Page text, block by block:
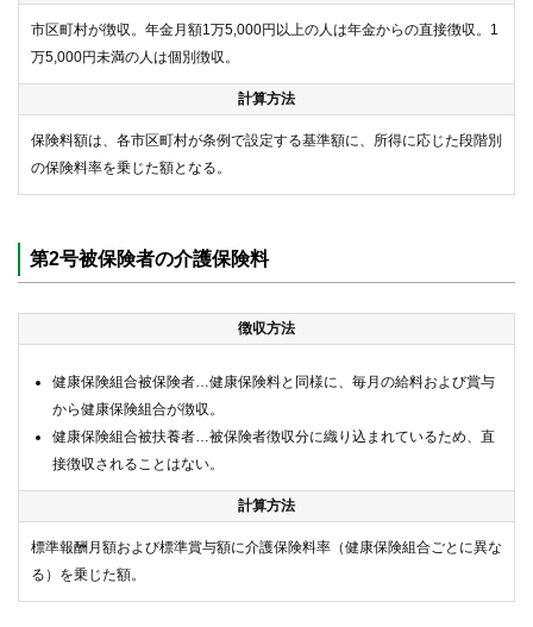
市区町村が徴収。年金月額1万5,000円以上の人は年金からの直接徴収。1
万5,000円未満の人は個別徴収。
計算方法
保険料額は、各市区町村が条例で設定する基準額に、所得に応じた段階別
の保険料率を乗じた額となる。
第2号被保険者の介護保険料
徴収方法
健康保険組合被保険者…健康保険料と同様に、毎月の給料および賞与
から健康保険組合が徴収。
健康保険組合被扶養者…被保険者徴収分に織り込まれているため、直
接徴収されることはない。
計算方法
標準報酬月額および標準賞与額に介護保険料率（健康保険組合ごとに異な
る）を乗じた額。